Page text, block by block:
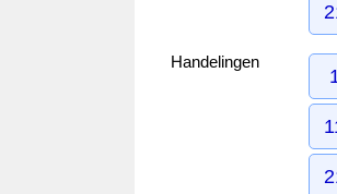
Handelingen